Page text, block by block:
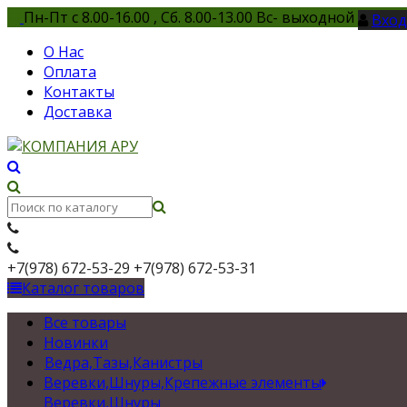
Пн-Пт с 8.00-16.00 , Сб. 8.00-13.00 Вс- выходной Вход
О Нас
Оплата
Контакты
Доставка
+7(978) 672-53-29 +7(978) 672-53-31
Каталог товаров
Все товары
Новинки
Ведра,Тазы,Канистры
Веревки,Шнуры,Крепежные элементы
Веревки,Шнуры